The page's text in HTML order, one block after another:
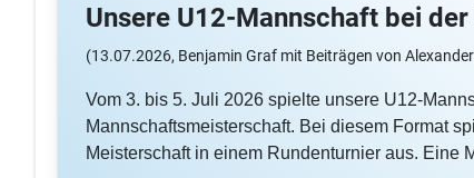
Unsere U12-Mannschaft bei der
(13.07.2026, Benjamin Graf mit Beiträgen von
Vom 3. bis 5. Juli 2026 spielte unsere U12-
Mannschaftsmeisterschaft. Bei diesem Format
Meisterschaft in einem Rundenturnier aus. Eine